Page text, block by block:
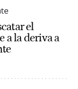
el
a la deriva a